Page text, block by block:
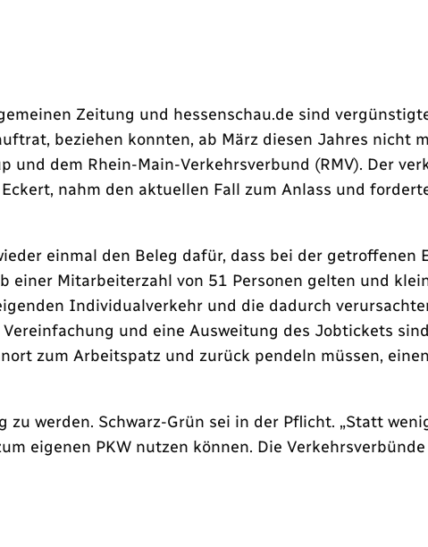
Zeitung und hessenschau.de sind
beziehen konnten, ab März diesen Jahres nicht
und dem Rhein-Main-Verkehrsverbund (RMV). Der
nahm den aktuellen Fall zum Anlass und
einmal den Beleg dafür, dass bei der getroffenen
Mitarbeiterzahl von 51 Personen gelten und
Individualverkehr und die dadurch
und eine Ausweitung des Jobtickets
zum Arbeitspatz und zurück pendeln müssen,
werden. Schwarz-Grün sei in der Pflicht. „Statt
eigenen PKW nutzen können. Die